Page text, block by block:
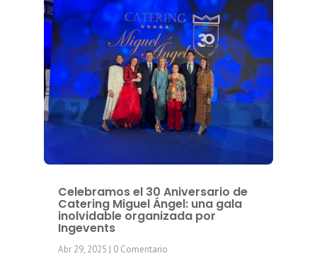
Celebramos el 30 Aniversario de
Catering Miguel Ángel: una gala
inolvidable organizada por
Ingevents
Abr 29, 2025 | 0 Comentario